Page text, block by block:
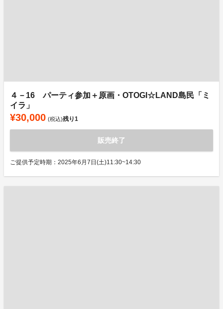
４－16 パーティ参加＋原画・OTOGI☆LAND島民「ミ
イラ」
¥30,000 (税込)残り1
販売終了
ご提供予定時期：2025年6月7日(土)11:30~14:30